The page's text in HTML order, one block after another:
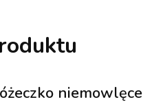
niemowlęce